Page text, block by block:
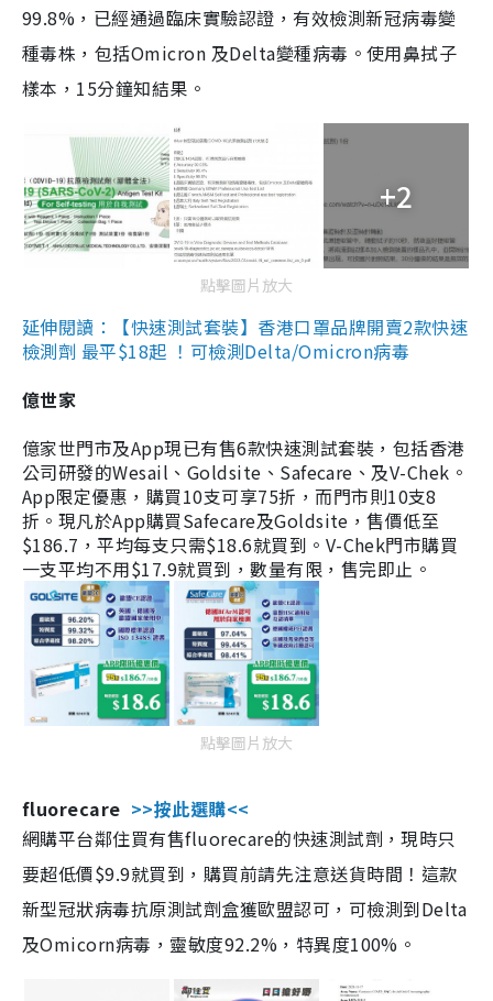
99.8%，已經通過臨床實驗認證，有效檢測新冠病毒變
種毒株，包括Omicron 及Delta變種病毒。使用鼻拭子
樣本，15分鐘知結果。
+2
點擊圖片放大
延伸閱讀：【快速測試套裝】香港口罩品牌開賣2款快速
檢測劑 最平$18起 ！可檢測Delta/Omicron病毒
億世家
億家世門市及App現已有售6款快速測試套裝，包括香港
公司研發的Wesail、Goldsite、Safecare、及V-Chek。
App限定優惠，購買10支可享75折，而門市則10支8
折。現凡於App購買Safecare及Goldsite，售價低至
$186.7，平均每支只需$18.6就買到。V-Chek門市購買
一支平均不用$17.9就買到，數量有限，售完即止。
點擊圖片放大
fluorecare >>按此選購<<
網購平台鄰住買有售fluorecare的快速測試劑，現時只
要超低價$9.9就買到，購買前請先注意送貨時間！這款
新型冠狀病毒抗原測試劑盒獲歐盟認可，可檢測到Delta
及Omicorn病毒，靈敏度92.2%，特異度100%。